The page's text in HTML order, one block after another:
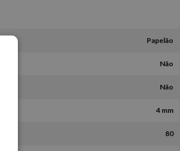
Papelão
Não
Não
4 mm
80